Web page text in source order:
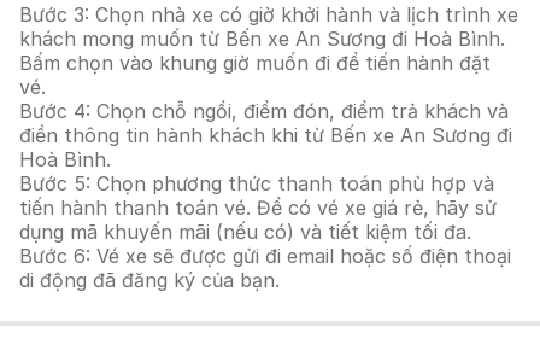
Bước 3: Chọn nhà xe có giờ khởi hành và lịch trình xe
khách mong muốn từ Bến xe An Sương đi Hoà Bình.
Bấm chọn vào khung giờ muốn đi để tiến hành đặt
vé.
Bước 4: Chọn chỗ ngồi, điểm đón, điểm trả khách và
điền thông tin hành khách khi từ Bến xe An Sương đi
Hoà Bình.
Bước 5: Chọn phương thức thanh toán phù hợp và
tiến hành thanh toán vé. Để có vé xe giá rẻ, hãy sử
dụng mã khuyến mãi (nếu có) và tiết kiệm tối đa.
Bước 6: Vé xe sẽ được gửi đi email hoặc số điện thoại
di động đã đăng ký của bạn.